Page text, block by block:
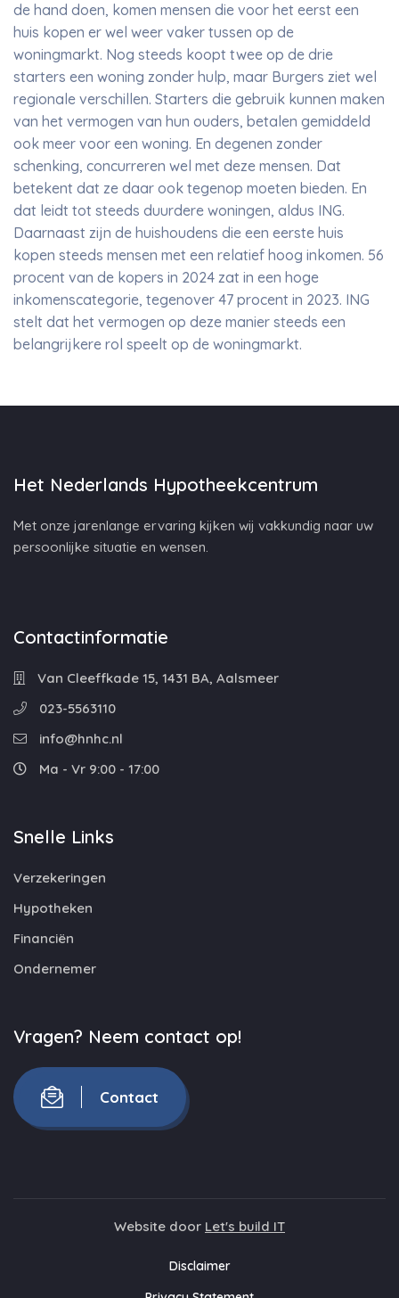
de hand doen, komen mensen die voor het eerst een
huis kopen er wel weer vaker tussen op de
woningmarkt. Nog steeds koopt twee op de drie
starters een woning zonder hulp, maar Burgers ziet wel
regionale verschillen. Starters die gebruik kunnen maken
van het vermogen van hun ouders, betalen gemiddeld
ook meer voor een woning. En degenen zonder
schenking, concurreren wel met deze mensen. Dat
betekent dat ze daar ook tegenop moeten bieden. En
dat leidt tot steeds duurdere woningen, aldus ING.
Daarnaast zijn de huishoudens die een eerste huis
kopen steeds mensen met een relatief hoog inkomen. 56
procent van de kopers in 2024 zat in een hoge
inkomenscategorie, tegenover 47 procent in 2023. ING
stelt dat het vermogen op deze manier steeds een
belangrijkere rol speelt op de woningmarkt.
Het Nederlands Hypotheekcentrum
Met onze jarenlange ervaring kijken wij vakkundig naar uw
persoonlijke situatie en wensen.
Contactinformatie
Van Cleeffkade 15, 1431 BA, Aalsmeer
023-5563110
info@hnhc.nl
Ma - Vr 9:00 - 17:00
Snelle Links
Verzekeringen
Hypotheken
Financiën
Ondernemer
Vragen? Neem contact op!
Contact
Website door Let's build IT
Disclaimer